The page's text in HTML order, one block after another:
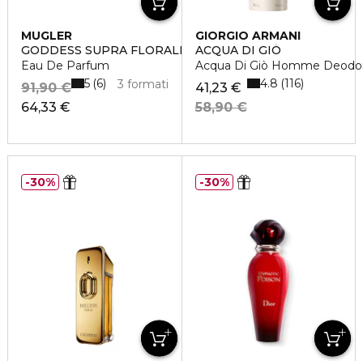
MUGLER
GODDESS SUPRA FLORALE
Eau De Parfum
64,33 €
91,90 € 3 formati
5 6
GIORGIO ARMANI
ACQUA DI GIÒ
Acqua Di Giò Homme
41,23 €
58,90 €
4.8 116
30% 30%